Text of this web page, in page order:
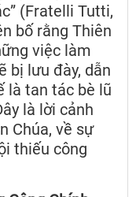
(Fratelli Tutti,
bố rằng Thiên
việc làm
bị lưu đày, dẫn
là tan tác bè lũ
là lời cảnh
Chúa, về sự
thiếu công